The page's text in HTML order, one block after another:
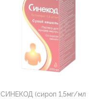
СИНЕКОД (сироп 1,5мг/мл